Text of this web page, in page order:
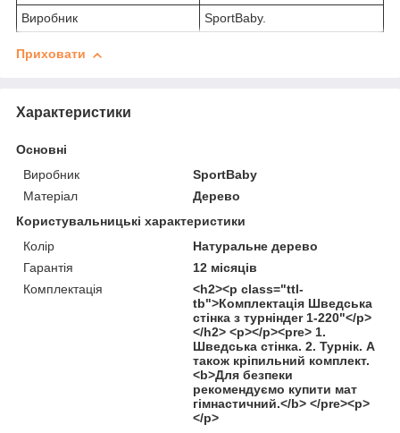
Виробник
SportBaby.
Приховати
Характеристики
Основні
Виробник
SportBaby
Матеріал
Дерево
Користувальницькі характеристики
Колір
Натуральне дерево
Гарантія
12 місяців
Комплектація
<h2><p class="ttl-
tb">Комплектація Шведська
стінка з турніндer 1-220"</p>
</h2> <p></p><pre> 1.
Шведська стінка. 2. Турнік. А
також кріпильний комплект.
<b>Для безпеки
рекомендуємо купити мат
гімнастичний.</b> </pre><p>
</p>